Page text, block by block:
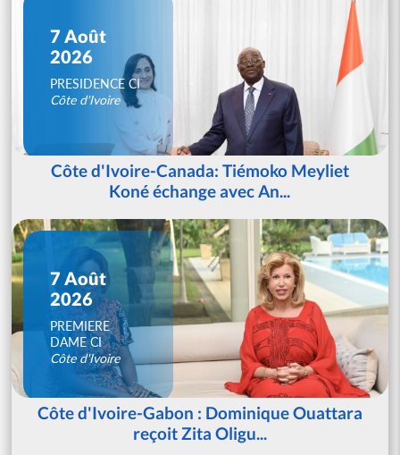
7 Août
2026
PRESIDENCE CI
Côte d'Ivoire
Côte d'Ivoire-Canada: Tiémoko Meyliet
Koné échange avec An...
7 Août
2026
PREMIERE
DAME CI
Côte d'Ivoire
Côte d'Ivoire-Gabon : Dominique Ouattara
reçoit Zita Oligu...